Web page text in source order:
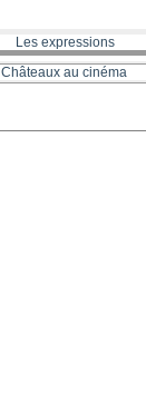
Les expressions
Châteaux au cinéma